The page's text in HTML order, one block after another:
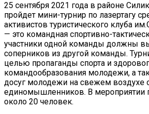
25 сентября 2021 года в районе
пройдет мини-турнир по лазертагу
активистов туристического клуба
— это командная спортивно-
участники одной команды должны
соперников из другой команды.
целью пропаганды спорта и
командообразования молодежи, а
досуг молодежи на свежем воздухе
единомышленников. В мероприятии
около 20 человек.